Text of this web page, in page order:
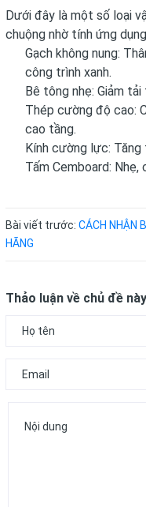
Dưới đây là một số loại
chuộng nhờ tính ứng
Gạch không nung:
công trình xanh.
Bê tông nhẹ: Giảm
Thép cường độ cao:
cao tầng.
Kính cường lực: Tăng
Tấm Cemboard:
Bài viết trước: CÁCH NHẬN
HÃNG
Thảo luận về chủ đề này